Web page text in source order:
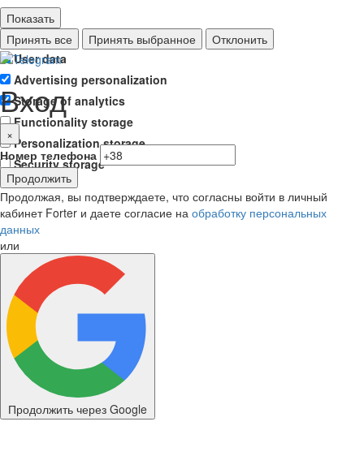
Показать
Ad storage
User data
Advertising personalization
Storage of analytics
Functionality storage
Personalization storage
Security storage
Принять все Принять выбранное Отклонить
Вход
×
Номер телефона
Продолжить
Продолжая, вы подтверждаете, что согласны войти в личный
кабинет Forter и даете согласие на обработку персональных
данных
или
Продолжить через Google